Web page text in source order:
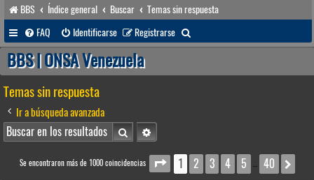
BBS Índice general Buscar
Temas sin respuesta
FAQ
Identificarse Registrarse
u
BBS | ONSA Venezuela
Temas sin respuesta
Ir a búsqueda avanzada
BuscarBúsqueda avanzada
Se encontraron más de 1000 coincidencias Página1 de 40
1 2 3 4 5 … 40